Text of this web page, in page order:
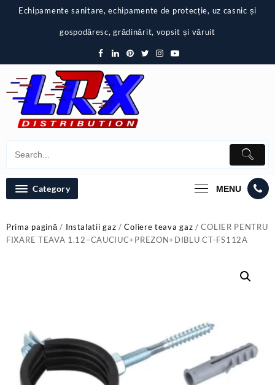
Echipamente sanitare, echipamente de protecție, uz casnic și
gospodăresc, grădinărit, vopsit și văruit
Category MENU
Prima pagină/ Instalatii gaz /Coliere teava gaz / COLIER PENTRU
FIXARE TEAVA 1.12–CAUCIUC+PREZON+DIBLU CT-FS112A